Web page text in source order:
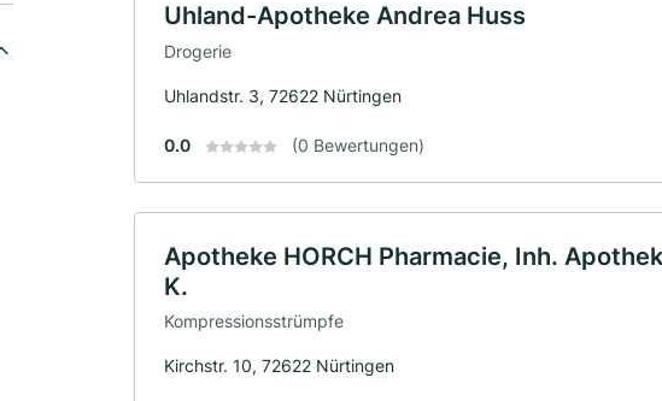
Uhland-Apotheke Andrea Huss
Drogerie
Uhlandstr. 3, 72622 Nürtingen
0.0 (0 Bewertungen)
Apotheke HORCH Pharmacie, Inh.
K.
Kompressionsstrümpfe
Kirchstr. 10, 72622 Nürtingen